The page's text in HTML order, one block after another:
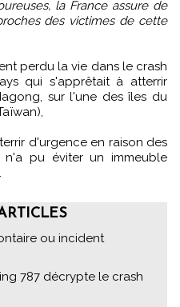
la France assure de
des victimes de cette
perdu la vie dans le crash
qui s'apprêtait à atterrir
sur l'une des îles du
d'urgence en raison des
n'a pu éviter un immeuble
ou incident
787 décrypte le crash